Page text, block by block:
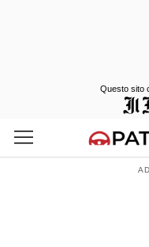
Questo sito